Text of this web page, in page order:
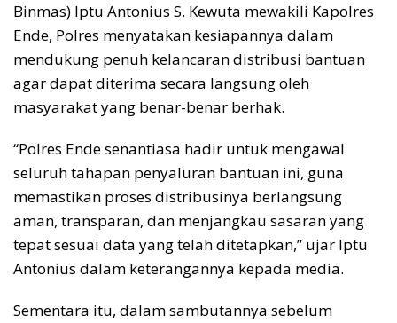
Binmas) Iptu Antonius S. Kewuta mewakili Kapolres
Ende, Polres menyatakan kesiapannya dalam
mendukung penuh kelancaran distribusi bantuan
agar dapat diterima secara langsung oleh
masyarakat yang benar-benar berhak.
“Polres Ende senantiasa hadir untuk mengawal
seluruh tahapan penyaluran bantuan ini, guna
memastikan proses distribusinya berlangsung
aman, transparan, dan menjangkau sasaran yang
tepat sesuai data yang telah ditetapkan,” ujar Iptu
Antonius dalam keterangannya kepada media.
Sementara itu, dalam sambutannya sebelum